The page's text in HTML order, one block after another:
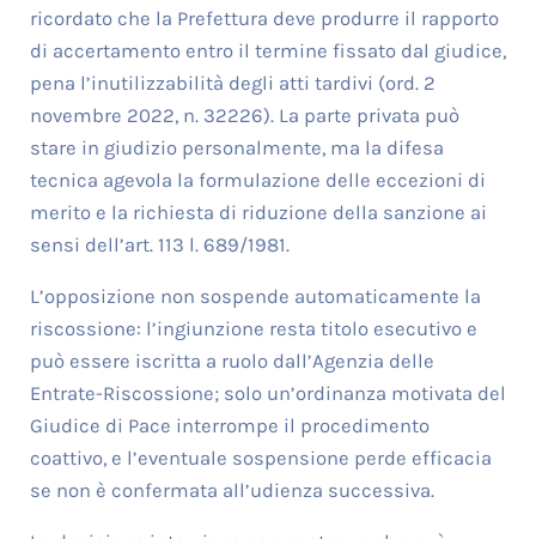
ricordato che la Prefettura deve produrre il rapporto
di accertamento entro il termine fissato dal giudice,
pena l’inutilizzabilità degli atti tardivi (ord. 2
novembre 2022, n. 32226). La parte privata può
stare in giudizio personalmente, ma la difesa
tecnica agevola la formulazione delle eccezioni di
merito e la richiesta di riduzione della sanzione ai
sensi dell’art. 113 l. 689/1981.
L’opposizione non sospende automaticamente la
riscossione: l’ingiunzione resta titolo esecutivo e
può essere iscritta a ruolo dall’Agenzia delle
Entrate-Riscossione; solo un’ordinanza motivata del
Giudice di Pace interrompe il procedimento
coattivo, e l’eventuale sospensione perde efficacia
se non è confermata all’udienza successiva.